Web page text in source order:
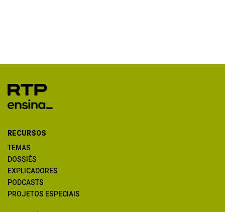
RECURSOS
TEMAS
DOSSIÊS
EXPLICADORES
PODCASTS
PROJETOS ESPECIAIS